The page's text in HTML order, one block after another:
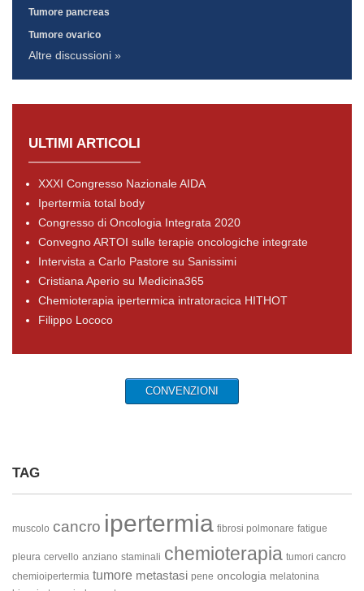
Tumore pancreas
Tumore ovarico
Altre discussioni »
ULTIMI ARTICOLI
XXXI Congresso Nazionale AIDA
Ipertermia total body
Congresso di Oncologia Integrata 2020
Convegno ARTOI sulle terapie oncologiche integrate
Intervista a Carlo Pastore su Sanissimi
Cristiana Aperio su Medicina365
Chemioterapia ipertermica intratoracica HITHOT
Filippo Lococo
CONVENZIONI
TAG
muscolo cancro ipertermia fibrosi polmonare fatigue
pleura cervello anziano staminali chemioterapia tumori cancro
chemioipertermia tumore metastasi pene oncologia melatonina